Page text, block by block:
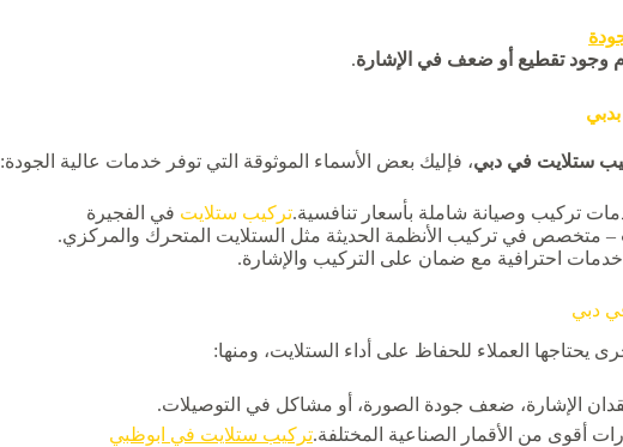
وجود تقطيع أو ضعف في الإشارة.
ستلايت في دبي، فإليك بعض الأسماء الموثوقة التي توفر خدمات عالية الجودة:
تركيب وصيانة شاملة بأسعار تنافسية.تركيب ستلايت في الفجيرة
– متخصص في تركيب الأنظمة الحديثة مثل الستلايت المتحرك والمركزي.
احترافية مع ضمان على التركيب والإشارة.
دبي
يحتاجها العملاء للحفاظ على أداء الستلايت، ومنها:
الإشارة، ضعف جودة الصورة، أو مشاكل في التوصيلات.
أقوى من الأقمار الصناعية المختلفة.تركيب ستلايت في ابوظبي